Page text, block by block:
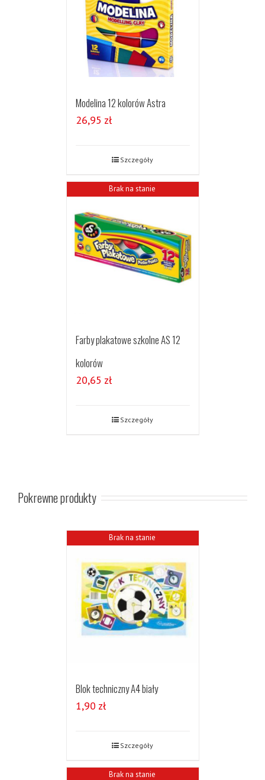
Modelina 12 kolorów Astra
26,95 zł
Szczegóły
Brak na stanie
Farby plakatowe szkolne AS 12
kolorów
20,65 zł
Szczegóły
Pokrewne produkty
Brak na stanie
Blok techniczny A4 biały
1,90 zł
Szczegóły
Brak na stanie